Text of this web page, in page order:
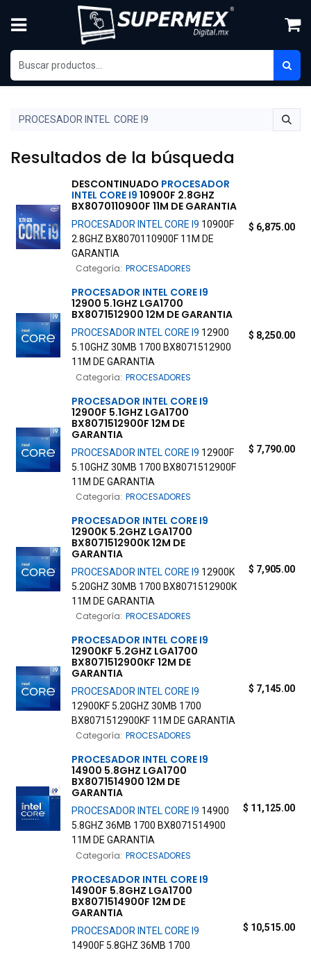
Resultados de la búsqueda
DESCONTINUADO PROCESADOR
INTEL CORE I9 10900F 2.8GHZ
BX8070110900F 11M DE GARANTIA
PROCESADOR INTEL CORE I9 10900F
2.8GHZ BX8070110900F 11M DE
GARANTIA
Categoría: PROCESADORES
$ 6,875.00
PROCESADOR INTEL CORE I9
12900 5.1GHZ LGA1700
BX8071512900 12M DE GARANTIA
PROCESADOR INTELCORE I9 12900
5.10GHZ 30MB 1700 BX8071512900
11M DE GARANTIA
Categoría: PROCESADORES
$ 8,250.00
PROCESADOR INTEL CORE I9
12900F 5.1GHZ LGA1700
BX8071512900F 12M DE
GARANTIA
PROCESADOR INTEL CORE I9 12900F
5.10GHZ 30MB 1700 BX8071512900F
11M DE GARANTIA
Categoría: PROCESADORES
$ 7,790.00
PROCESADOR INTEL CORE I9
12900K 5.2GHZ LGA1700
BX8071512900K 12M DE
GARANTIA
PROCESADOR INTEL CORE I9 12900K
5.20GHZ 30MB 1700 BX8071512900K
11M DE GARANTIA
Categoría: PROCESADORES
$ 7,905.00
PROCESADOR INTEL CORE I9
12900KF 5.2GHZ LGA1700
BX8071512900KF 12M DE
GARANTIA
PROCESADOR INTEL CORE I9
12900KF 5.20GHZ 30MB 1700
BX8071512900KF 11M DE GARANTIA
Categoría: PROCESADORES
$ 7,145.00
PROCESADOR INTEL CORE I9
14900 5.8GHZ LGA1700
BX8071514900 12M DE
GARANTIA
PROCESADOR INTELCORE I9 14900
5.8GHZ 36MB 1700 BX8071514900
11M DE GARANTIA
Categoría: PROCESADORES
$ 11,125.00
PROCESADOR INTEL CORE I9
14900F 5.8GHZ LGA1700
BX8071514900F 12M DE
GARANTIA
PROCESADOR INTEL CORE I9
14900F 5.8GHZ 36MB 1700
$ 10,515.00